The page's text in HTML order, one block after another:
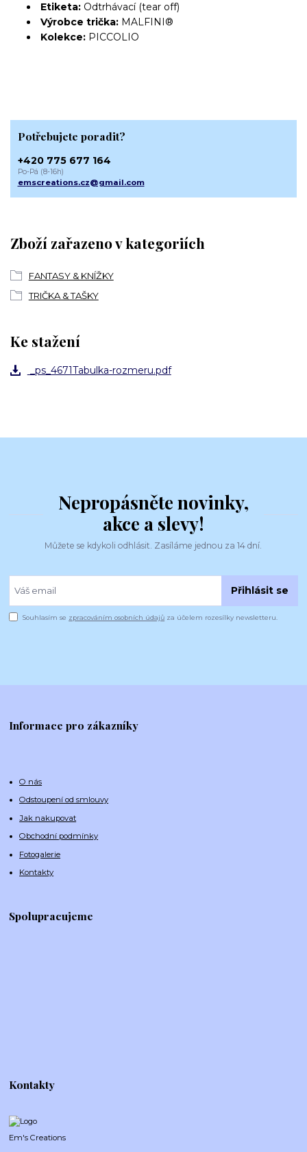
Etiketa: Odtrhávací (tear off)
Výrobce trička: MALFINI®
Kolekce: PICCOLIO
Zboží zařazeno v kategoriích
FANTASY & KNÍŽKY
TRIČKA & TAŠKY
Potřebujete poradit?
+420 775 677 164
Po-Pá (8-16h)
emscreations.cz@gmail.com
Ke stažení
_ps_4671Tabulka-rozmeru.pdf
Nepropásněte novinky,
akce a slevy!
Můžete se kdykoli odhlásit. Zasíláme jednou za 14 dní.
Přihlásit se
Souhlasím se zpracováním osobních údajů za účelem rozesílky newsletteru.
Informace pro zákazníky
O nás
Odstoupení od smlouvy
Jak nakupovat
Obchodní podmínky
Fotogalerie
Kontakty
Spolupracujeme
Kontakty
Em's Creations